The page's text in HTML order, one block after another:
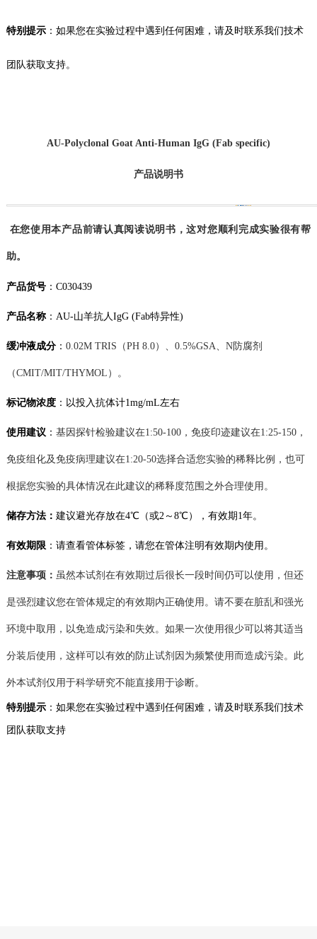
特别提示：如果您在实验过程中遇到任何困难，请及时联系我们技术
团队获取支持。
AU-Polyclonal Goat Anti-Human IgG (Fab specific)
产品说明书
在您使用本产品前请认真阅读说明书，这对您顺利完成实验很有帮
助。
产品货号： C030439
产品名称： AU-山羊抗人IgG (Fab特异性)
缓冲液成分： 0.02M TRIS（PH 8.0） 0.5%GSA N防腐剂
（CMIT/MIT/THYMOL）。
标记物浓度： 以投入 抗体计1mg/mL左右
使用建议 ： 基因探针检验建议在1:50-100， 免疫印迹建议在1 :25-150，
免疫组化及免疫病理建议在1:20-50选择合适您实验的稀释比例，也可
根据您实验的具体情况在此建议的稀释度范围之外合理使用。
储存方法： 建议避光存放在4℃（或2～8℃），有效期1年。
有效期限 ： 请查看管体标签， 请您在管体注明有效期内使用。
注意事项： 虽然本试剂在有效期过后很长一段时间仍可以使用，但还
是强烈建议您在管体规定的有效期内正确使用。请不要在脏乱和强光
环境中取用，以免造成污染和失效。如果一次使用很少可以将其适当
分装后使用，这样可以有效的防止试剂 因为频繁使用而造成污染。 此
外本试剂仅用于科学研究不能直接用于诊断。
特别提示：如果您在实验过程中遇到任何困难，请及时联系我们技术
团队获取支持